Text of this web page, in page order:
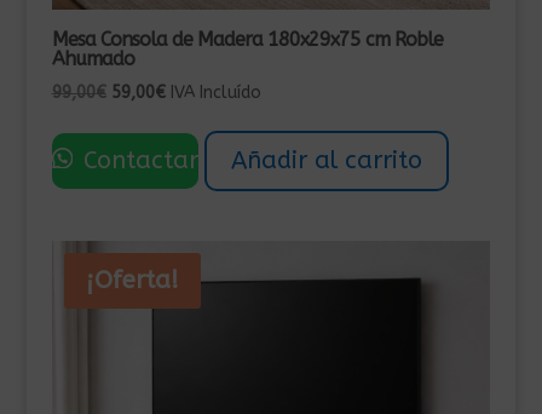
Mesa Consola de Madera 180x29x75 cm Roble
Ahumado
99,00€ El
original
era:
59,00€El
actual
es:
IVA Incluído
Contactar Añadir al carrito
¡Oferta!